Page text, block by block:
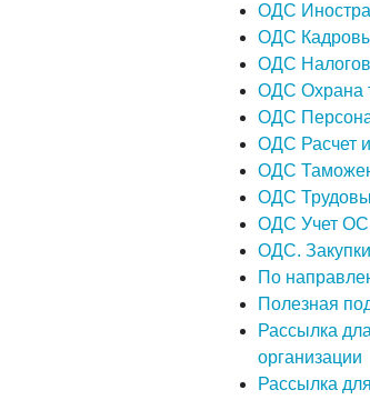
ОДС
ОДС
ОДС
ОДС Охрана
ОДС
ОДС Расчет
ОДС
ОДС
ОДС Учет ОС,
ОДС.
По
Полезная
Рассылка
организации
Рассылка